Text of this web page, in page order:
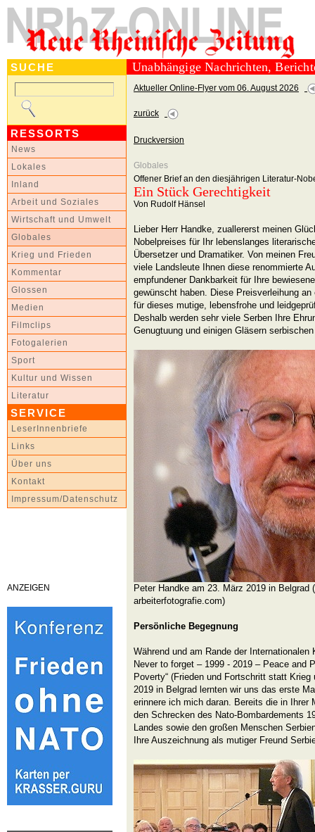
SUCHE
RESSORTS
News
Lokales
Inland
Arbeit und Soziales
Wirtschaft und Umwelt
Globales
Krieg und Frieden
Kommentar
Glossen
Medien
Filmclips
Fotogalerien
Sport
Kultur und Wissen
Literatur
SERVICE
LeserInnenbriefe
Links
Über uns
Kontakt
Impressum/Datenschutz
ANZEIGEN
Unabhängige Nachrichten,
Aktueller Online-Flyer vom 06. August 2026
zurück
Druckversion
Globales
Offener Brief an den diesjährigen Literatur-
Ein Stück Gerechtigkeit
Von Rudolf Hänsel
Lieber Herr Handke, zuallererst meinen
Nobelpreises für Ihr lebenslanges
Übersetzer und Dramatiker. Von meinen
viele Landsleute Ihnen diese renommierte
empfundener Dankbarkeit für Ihre
gewünscht haben. Diese Preisverleihung
für dieses mutige, lebensfrohe und
Deshalb werden sehr viele Serben Ihre
Genugtuung und einigen Gläsern
Peter Handke am 23. März 2019 in Belgrad
arbeiterfotografie.com)
Persönliche Begegnung
Während und am Rande der Internationalen
Never to forget – 1999 - 2019 – Peace and
Poverty“ (Frieden und Fortschritt statt
2019 in Belgrad lernten wir uns das erste
erinnere ich mich daran. Bereits die in Ihrer
den Schrecken des Nato-Bombardements
Landes sowie den großen Menschen
Ihre Auszeichnung als mutiger Freund